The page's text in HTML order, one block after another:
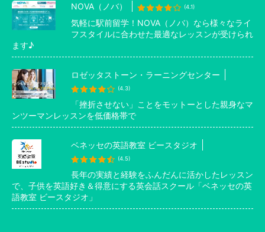
NOVA（ノバ） (4.1)
気軽に駅前留学！NOVA（ノバ）なら様々なライ
フスタイルに合わせた最適なレッスンが受けられ
ます♪
ロゼッタストーン・ラーニングセンター
(4.3)
「挫折させない」ことをモットーとした親身なマ
ンツーマンレッスンを低価格帯で
ベネッセの英語教室 ビースタジオ
(4.5)
長年の実績と経験をふんだんに活かしたレッスン
で、子供を英語好き＆得意にする英会話スクール「ベネッセの英
語教室 ビースタジオ」